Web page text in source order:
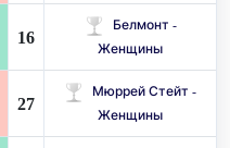
16
Белмонт -
Женщины
27
Мюррей Стейт -
Женщины